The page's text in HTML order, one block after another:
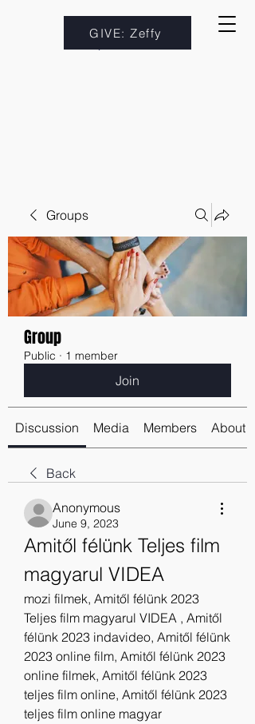
GIVE: Zeffy
Groups
Group
Public · 1 member
Join
Discussion Media Members About
Back
Anonymous
June 9, 2023
Amitől félünk Teljes film
magyarul VIDEA
mozi filmek, Amitől félünk 2023
Teljes film magyarul VIDEA , Amitől
félünk 2023 indavideo, Amitől félünk
2023 online film, Amitől félünk 2023
online filmek, Amitől félünk 2023
teljes film online, Amitől félünk 2023
teljes film online magyar